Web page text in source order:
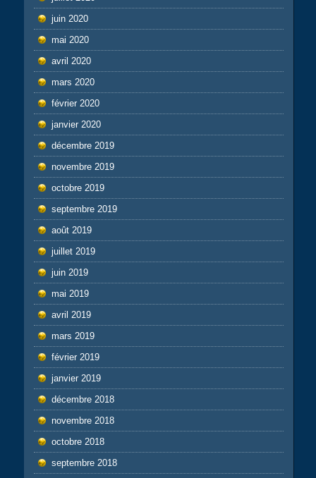
juin 2020
mai 2020
avril 2020
mars 2020
février 2020
janvier 2020
décembre 2019
novembre 2019
octobre 2019
septembre 2019
août 2019
juillet 2019
juin 2019
mai 2019
avril 2019
mars 2019
février 2019
janvier 2019
décembre 2018
novembre 2018
octobre 2018
septembre 2018